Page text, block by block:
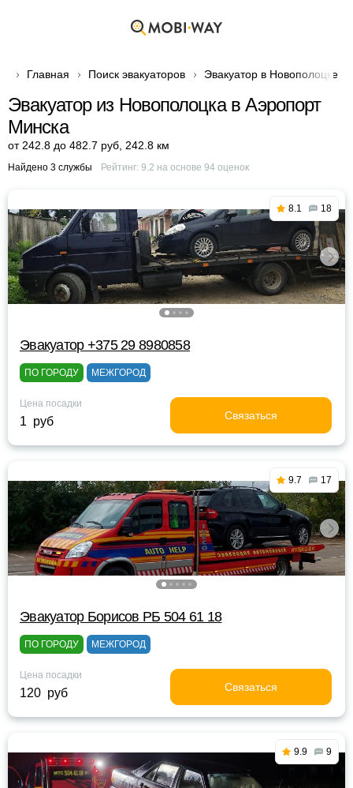
Главная Поиск эвакуаторов Эвакуатор в Новополоцке
Эвакуатор из Новополоцка в Аэропорт
Минска
от 242.8 до 482.7 руб 242.8 км
Найдено 3 службы Рейтинг: 9.2 на основе 94оценок
8.1 18
Эвакуатор +375 29 8980858
ПО ГОРОДУ МЕЖГОРОД
Цена посадки
1 руб Связаться
9.7 17
Эвакуатор Борисов РБ 504 61 18
ПО ГОРОДУ МЕЖГОРОД
Цена посадки
120 руб Связаться
9.9 9